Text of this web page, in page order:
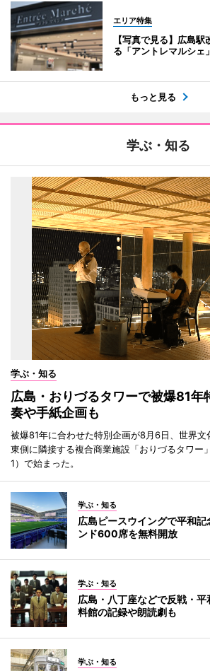
エリア特集
【写真で見る】広島
る「アントレマルシェ」
もっと見る
学ぶ・知る
学ぶ・知る
広島・おりづるタワーで被爆81
奏や手紙企画も
被爆81年に合わせた特別企画が8月6日、世界
東側に隣接する複合商業施設「おりづるタワー
1）で始まった。
学ぶ・知る
広島ピースウイングで平和
ンド600席を無料開放
学ぶ・知る
広島・八丁座などで反戦・
料館の記録や朗読劇も
学ぶ・知る